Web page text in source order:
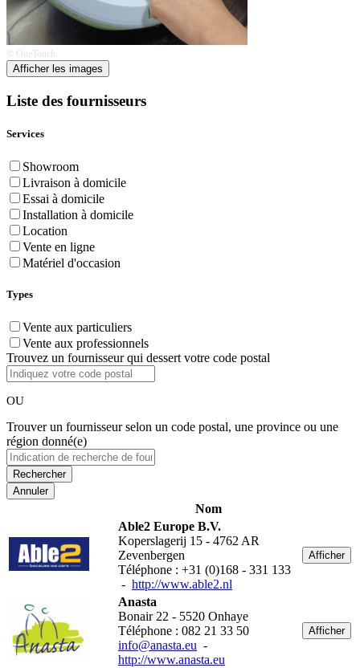
© OneTouch
Afficher les images
Liste des fournisseurs
Services
Showroom
Livraison à domicile
Essai à domicile
Installation à domicile
Location
Vente en ligne
Matériel d'occasion
Types
Vente aux particuliers
Vente aux professionnels
Trouvez un fournisseur qui dessert votre code postal
OU
Trouver un fournisseur selon un code postal, une province ou une
région donné(e)
Annuler
Nom
Able2 Europe B.V.
Koperslagerij 15 - 4762 AR
Zevenbergen
Téléphone : +31 (0)168 - 331 133
- http://www.able2.nl
Afficher
Anasta
Bonair 22 - 5520 Onhaye
Téléphone : 082 21 33 50
info@anasta.eu -
http://www.anasta.eu
Afficher